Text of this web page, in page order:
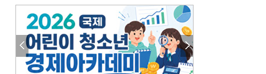
이유림의 한방 이야기[전체보기]
한방치료, 통증 관리의 새 해법
정영자 시민기자의 웰니스 [전체보기]
습한 여름…몸 깨우는 ‘순환 처방전’
자연·쉼에서 찾는 ‘웰니스 처방전’